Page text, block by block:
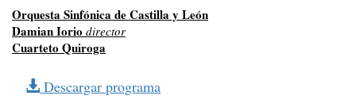
Orquesta Sinfónica de Castilla y León
Damian Iorio director
Cuarteto Quiroga
Descargar programa